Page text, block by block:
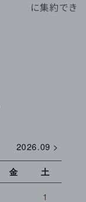
に集約でき
2026.09 >
金 土
1